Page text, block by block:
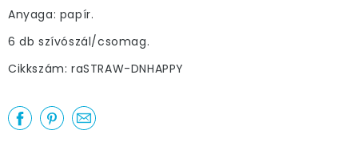
Anyaga: papír.
6 db szívószál/csomag.
Cikkszám: raSTRAW-DNHAPPY